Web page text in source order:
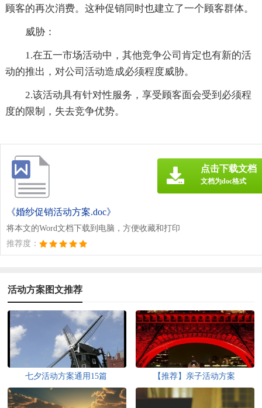
顾客的再次消费。这种促销同时也建立了一个顾客群体。
威胁：
1.在五一市场活动中，其他竞争公司肯定也有新的活
动的推出，对公司活动造成必须程度威胁。
2.该活动具有针对性服务，享受顾客面会受到必须程
度的限制，失去竞争优势。
《婚纱促销活动方案.doc》
将本文的Word文档下载到电脑，方便收藏和打印
推荐度：
点击下载文档
文档为doc格式
活动方案图文推荐
七夕活动方案通用15篇 【推荐】亲子活动方案